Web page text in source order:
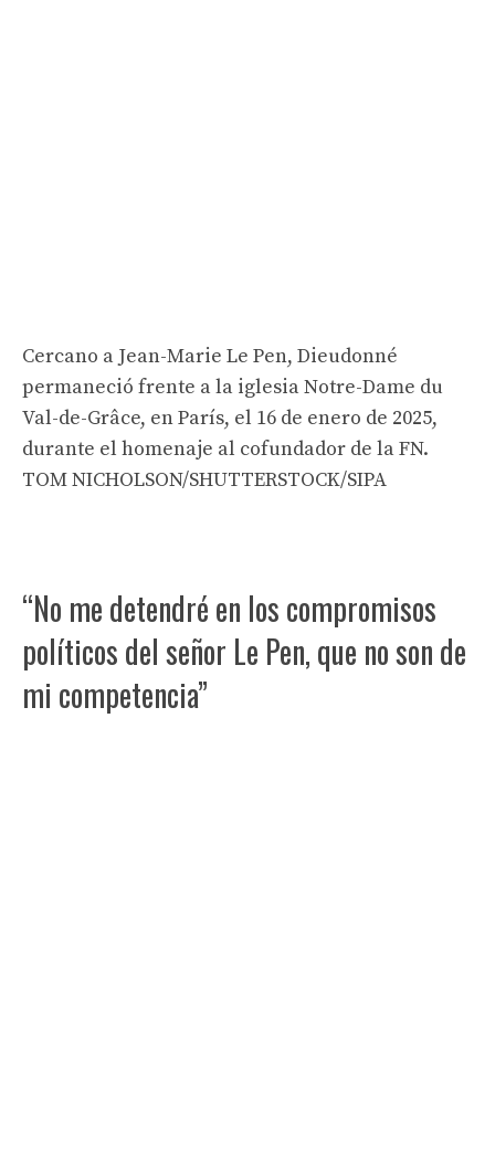
Cercano a Jean-Marie Le Pen, Dieudonné
permaneció frente a la iglesia Notre-Dame du
Val-de-Grâce, en París, el 16 de enero de 2025,
durante el homenaje al cofundador de la FN.
TOM NICHOLSON/SHUTTERSTOCK/SIPA
“No me detendré en los compromisos
políticos del señor Le Pen, que no son de
mi competencia”